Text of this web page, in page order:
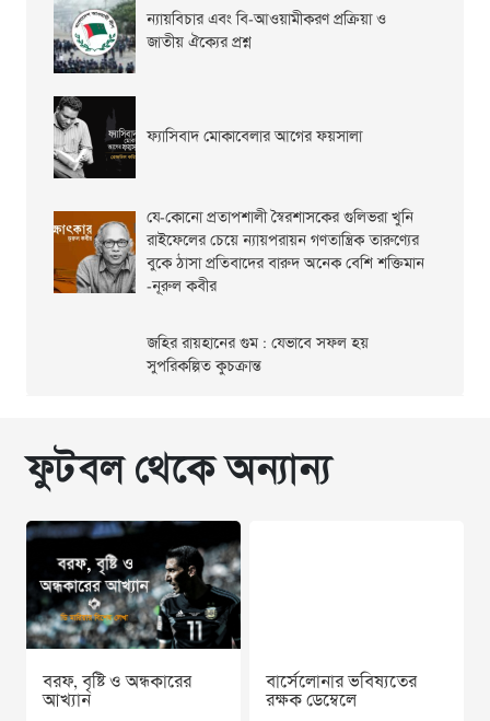
ন্যায়বিচার এবং বি-আওয়ামীকরণ প্রক্রিয়া ও
জাতীয় ঐক্যের প্রশ্ন
ফ্যাসিবাদ মোকাবেলার আগের ফয়সালা
যে-কোনো প্রতাপশালী স্বৈরশাসকের গুলিভরা খুনি
রাইফেলের চেয়ে ন্যায়পরায়ন গণতান্ত্রিক তারুণ্যের
বুকে ঠাসা প্রতিবাদের বারুদ অনেক বেশি শক্তিমান
-নূরুল কবীর
জহির রায়হানের গুম : যেভাবে সফল হয়
সুপরিকল্পিত কুচক্রান্ত
ফুটবল থেকে অন্যান্য
বরফ, বৃষ্টি ও অন্ধকারের
আখ্যান
বার্সেলোনার ভবিষ্যতের
রক্ষক ডেম্বেলে